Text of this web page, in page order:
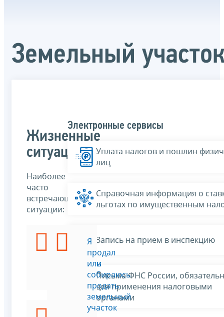
Земельный
Жизненные
ситуации
Наиболее
часто
встречающиеся
ситуации:
хочу
уплатить
налог
Я
продал
или
собираюсь
продать
земельный
участок
Электронные сервисы
Уплата налогов и пошлин
лиц
Справочная информация о
льготах по имущественным
Запись на прием в инспекцию
Письма ФНС России,
для применения налоговыми
органами